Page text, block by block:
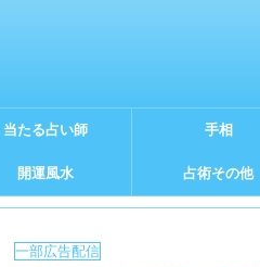
当たる占い師 手相
開運風水 占術その他